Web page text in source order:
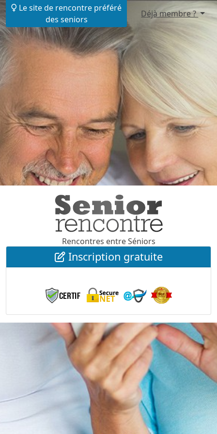
Le site de rencontre préféré
des seniors
Déjà membre ?
Rencontres entre Séniors
Inscription gratuite